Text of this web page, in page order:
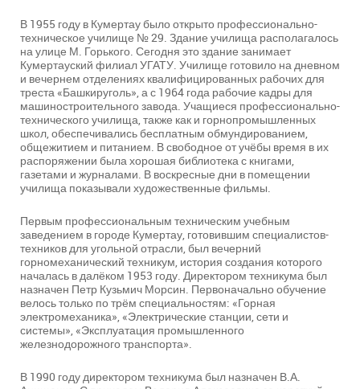
В 1955 году в Кумертау было открыто профессионально-
техническое училище № 29. Здание училища располагалось
на улице М. Горького. Сегодня это здание занимает
Кумертауский филиал УГАТУ. Училище готовило на дневном
и вечернем отделениях квалифицированных рабочих для
треста «Башкируголь», а с 1964 года рабочие кадры для
машиностроительного завода. Учащиеся профессионально-
технического училища, также как и горнопромышленных
школ, обеспечивались бесплатным обмундированием,
общежитием и питанием. В свободное от учёбы время в их
распоряжении была хорошая библиотека с книгами,
газетами и журналами. В воскресные дни в помещении
училища показывали художественные фильмы.
Первым профессиональным техническим учебным
заведением в городе Кумертау, готовившим специалистов-
техников для угольной отрасли, был вечерний
горномеханический техникум, история создания которого
началась в далёком 1953 году. Директором техникума был
назначен Петр Кузьмич Морсин. Первоначально обучение
велось только по трём специальностям: «Горная
электромеханика», «Электрические станции, сети и
системы», «Эксплуатация промышленного
железнодорожного транспорта».
В 1990 году директором техникума был назначен В.А.